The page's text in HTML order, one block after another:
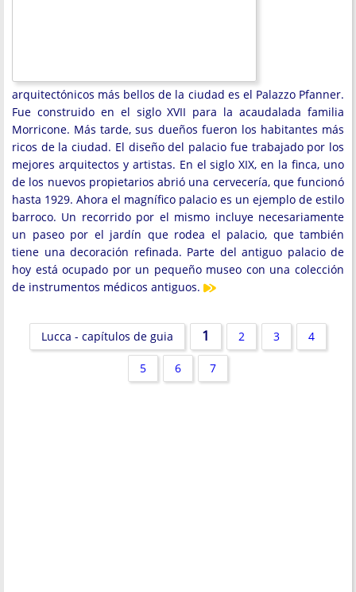
arquitectónicos más bellos de la ciudad es el Palazzo Pfanner.
Fue construido en el siglo XVII para la acaudalada familia
Morricone. Más tarde, sus dueños fueron los habitantes más
ricos de la ciudad. El diseño del palacio fue trabajado por los
mejores arquitectos y artistas. En el siglo XIX, en la finca, uno
de los nuevos propietarios abrió una cervecería, que funcionó
hasta 1929. Ahora el magnífico palacio es un ejemplo de estilo
barroco. Un recorrido por el mismo incluye necesariamente
un paseo por el jardín que rodea el palacio, que también
tiene una decoración refinada. Parte del antiguo palacio de
hoy está ocupado por un pequeño museo con una colección
de instrumentos médicos antiguos.
Lucca - capítulos de guia 1 2 3 4
5 6 7